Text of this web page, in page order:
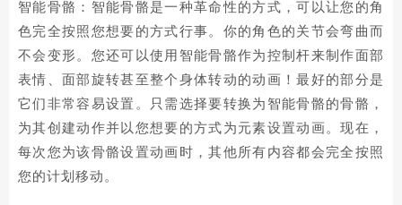
智能骨骼：智能骨骼是一种革命性的方式，可以让您的角
色完全按照您想要的方式行事。你的角色的关节会弯曲而
不会变形。您还可以使用智能骨骼作为控制杆来制作面部
表情、面部旋转甚至整个身体转动的动画！最好的部分是
它们非常容易设置。只需选择要转换为智能骨骼的骨骼，
为其创建动作并以您想要的方式为元素设置动画。现在，
每次您为该骨骼设置动画时，其他所有内容都会完全按照
您的计划移动。